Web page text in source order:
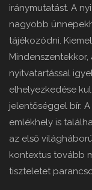
iránymutatást. A
nagyobb
tájékozódni.
nyitvatartással
elhelyezkedése
jelentőséggel bír.
emlékhely is
az első
kontextus tovább
tiszteletet